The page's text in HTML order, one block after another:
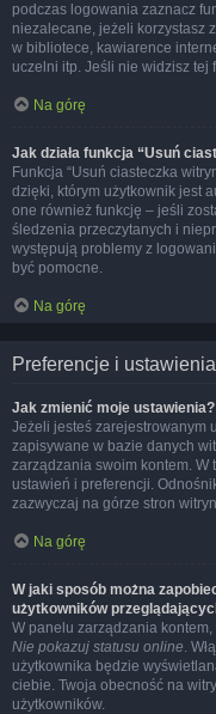
podczas logowania zaznacz
niezalecane, jeżeli korzystasz
w bibliotece, kawiarence
uczelni itp. Jeśli nie widzisz tej
Na górę
Jak działa funkcja “Usuń
Funkcja “Usuń ciasteczka
dzięki, którym użytkownik jest
one również funkcję – jeśli
śledzenia przeczytanych i
występują problemy z
być pomocne.
Na górę
Preferencje i
Jak zmienić moje ustawienia?
Jeżeli jesteś zarejestrowanym
zapisywane w bazie danych
zarządzania swoim kontem. W
ustawień i preferencji.
zazwyczaj na górze stron
Na górę
W jaki sposób można
użytkowników
W panelu zarządzania
Nie pokazuj statusu online.
użytkownika będzie
ciebie. Twoja obecność na
użytkowników.